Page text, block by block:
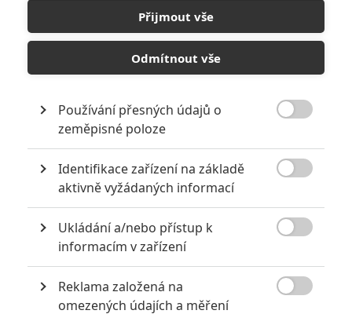
narůžovo
5
Recenze: Záhada strašidelného
zámku úroveň štědrovečerních
pohádek nepozvedla
8 Recenze: Občanská válka
6
Recenze: Godzilla x Kong: Nové
impérium
8 Recenze: Opičí muž
Přijmout vše
Odmítnout vše
Používání přesných údajů o
zeměpisné poloze
Identifikace zařízení na základě
aktivně vyžádaných informací
Ukládání a/nebo přístup k
informacím v zařízení
Reklama založená na
omezených údajích a měření